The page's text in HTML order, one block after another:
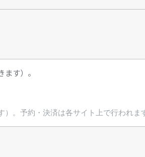
す）。
。予約・決済は各サイト上で行われま